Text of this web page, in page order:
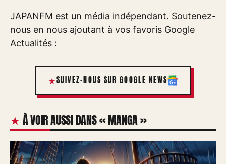
JAPANFM est un média indépendant. Soutenez-
nous en nous ajoutant à vos favoris Google
Actualités :
SUIVEZ-NOUS SUR GOOGLE NEWS
À VOIR AUSSI DANS « MANGA »